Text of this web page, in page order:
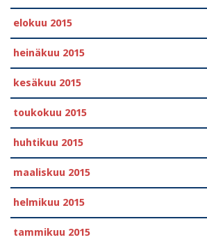
elokuu 2015
heinäkuu 2015
kesäkuu 2015
toukokuu 2015
huhtikuu 2015
maaliskuu 2015
helmikuu 2015
tammikuu 2015